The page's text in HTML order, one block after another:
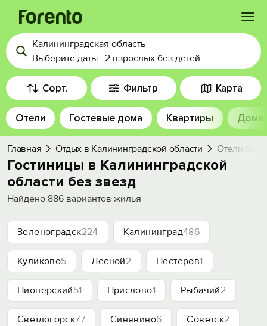
Войти
Избранное
История просмотра
Добавить свой объект
Калининградская область
Выберите даты · 2 взрослых без детей
Сорт. Фильтр Карта
Отели Гостевые дома Квартиры Дома
Главная Отдых в Калининградской области Отели без
Гостиницы в Калининградской
области без звезд
Найдено 886 вариантов жилья
Зеленоградск224 Калининград486
Куликово5 Лесной2 Нестеров1
Пионерский51 Прислово1 Рыбачий2
Светлогорск77 Синявино6 Советск2